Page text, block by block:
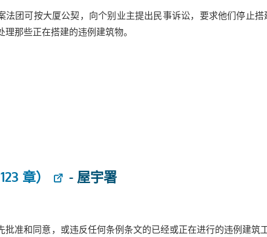
法团可按大厦公契，向个别业主提出民事诉讼，要求他们停止
理那些正在搭建的违例建筑物。
章） - 屋宇署
准和同意，或违反任何条例条文的已经或正在进行的违例建筑